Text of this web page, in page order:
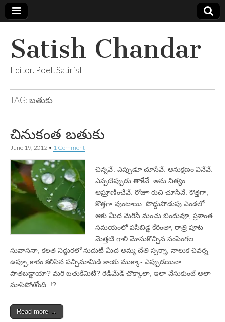
Satish Chandar
Editor. Poet. Satirist
TAG:బతుకు
చినుకంత బతుకు
June 19, 2012 • 1 Comment
చిన్నవే. ఎప్పుడూ చూసేవే. అనుక్షణం వినేవే.
ఎప్పటిప్పుడు తాకేవే. అను నిత్యం
ఆఘ్రాణించేవే. రోజూ రుచి చూసేవే. కొత్తగా,
కొత్తగా వుంటాయి. పొద్దుపొడుపు ఎండలో
ఆకు మీద మెరిసే మంచు బిందువూ, ప్రశాంత
సమయంలో పసిబిడ్డ కేరింతా, రాత్రి పూట
మెత్తటి గాలి మోసుకొచ్చిన సంపెంగల
సువాసనా, కలత నిద్దురలో నుదుటి మీద అమ్మ చేతి స్పర్శా, నాలుక చివర్న
ఉప్పూ,కారం కలిసిన పచ్చిమామిడి కాయ ముక్కా- ఎప్పుడయినా
పాతబడ్డాయా? మరి బతుకేమిటి? రెడీమేడ్‌ చొక్కాలా, ఇలా వేసుకుంటే అలా
మాసిపోతోంది..!?
Read more →